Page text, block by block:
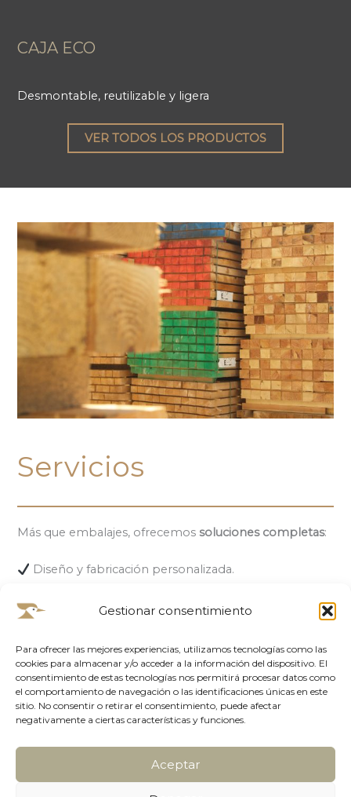
Gestionar consentimiento
Para ofrecer las mejores experiencias, utilizamos tecnologías como las
cookies para almacenar y/o acceder a la información del dispositivo. El
consentimiento de estas tecnologías nos permitirá procesar datos como
el comportamiento de navegación o las identificaciones únicas en este
sitio. No consentir o retirar el consentimiento, puede afectar
negativamente a ciertas características y funciones.
Aceptar
CAJA ECO
Desmontable, reutilizable y ligera
VER TODOS LOS PRODUCTOS
Servicios
Más que embalajes, ofrecemos soluciones completas:
Diseño y fabricación personalizada.
Montaje y trincaje in situ.
Embalajes para transporte terrestre, marítimo y
aéreo.
Asesoramiento técnico para optimizar costes
logísticos.